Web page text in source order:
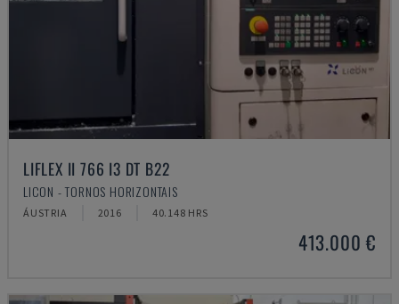
LIFLEX II 766 I3 DT B22
LICON - TORNOS HORIZONTAIS
ÁUSTRIA 2016 40.148 HRS
413.000 €